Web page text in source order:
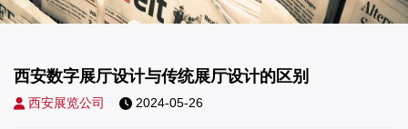
西安数字展厅设计与传统展厅设计的区别
西安展览公司 2024-05-26